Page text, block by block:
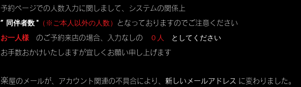
予約ページでの人数入力に関しまして、システムの関係上
” 同伴者数 " （※ご本人以外の人数） となっておりますのでご注意ください
お一人様 のご予約来店の場合、入力なしの ０人 としてください
お手数おかけいたしますが宜しくお願い申し上げます
楽屋のメールが、アカウント関連の不具合により、 新しいメールアドレス に変わりました。